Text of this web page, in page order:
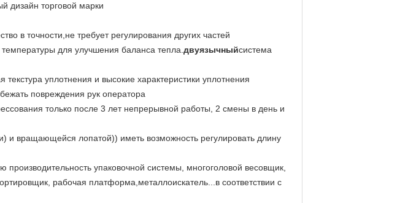
дизайн торговой марки
в точности,не требует регулирования других частей
для улучшения баланса тепла. двуязычныйсистема
уплотнения и высокие характеристики уплотнения
повреждения рук оператора
только после 3 лет непрерывной работы, 2 смены в день и
и вращающейся лопатой)) иметь возможность регулировать длину
упаковочной системы, многоголовой весовщик,
рабочая платформа,металлоискатель...в соответствии с